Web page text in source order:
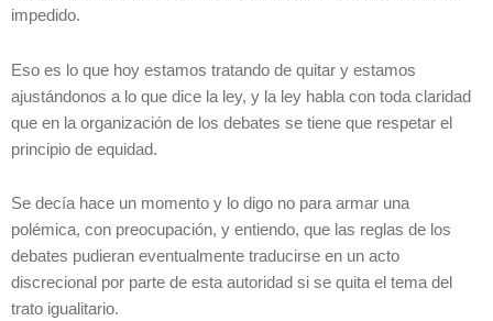
impedido.
Eso es lo que hoy estamos tratando de quitar y estamos
ajustándonos a lo que dice la ley, y la ley habla con toda claridad
que en la organización de los debates se tiene que respetar el
principio de equidad.
Se decía hace un momento y lo digo no para armar una
polémica, con preocupación, y entiendo, que las reglas de los
debates pudieran eventualmente traducirse en un acto
discrecional por parte de esta autoridad si se quita el tema del
trato igualitario.